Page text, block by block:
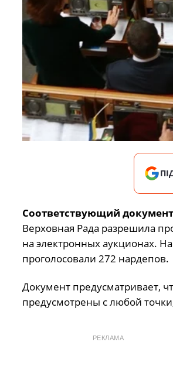
Соответствующий
Верховная Рада разрешила
на электронных аукционах.
проголосовали 272 нардепов.
Документ предусматривает,
предусмотрены с любой
РЕКЛАМА